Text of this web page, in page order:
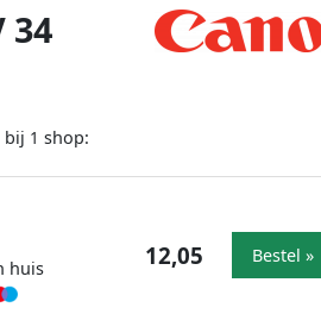
34
bij 1 shop:
huis
12,05 Bestel »